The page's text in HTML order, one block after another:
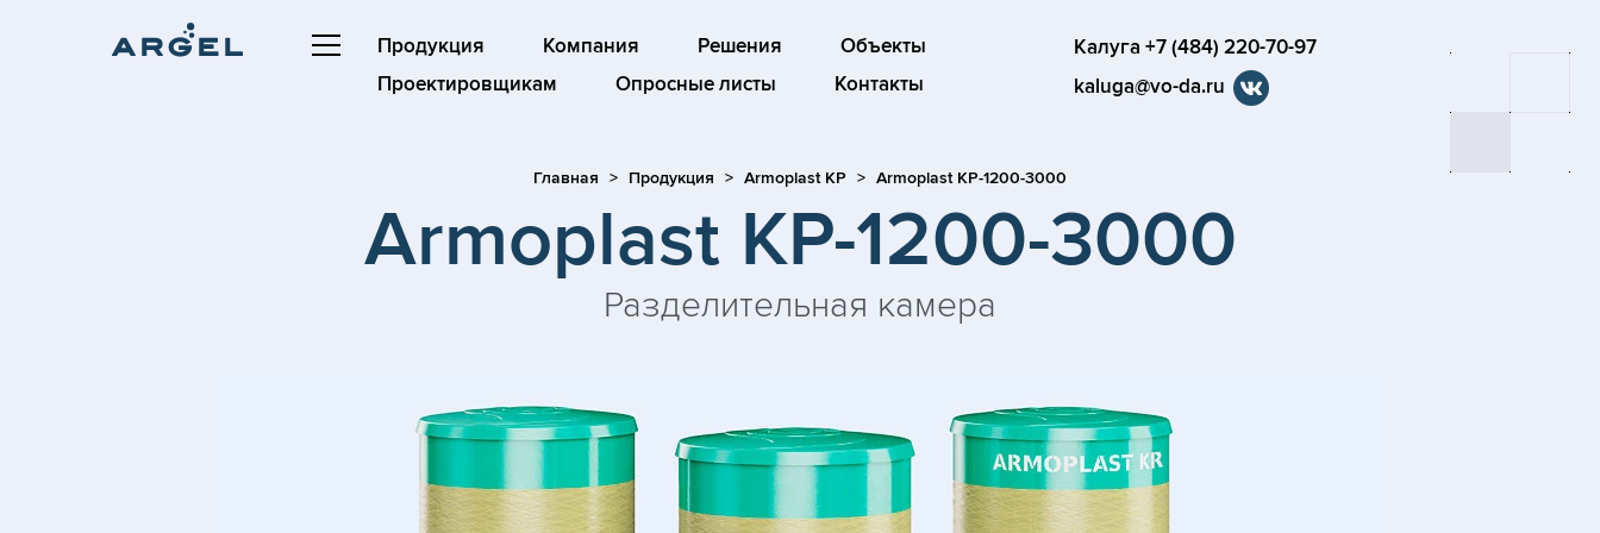
Продукция Компания Решения
Объекты
Проектировщикам
Опросные листы Контакты
Калуга +7 (484) 220-70-97
kaluga@vo-da.ru
Главная Продукция Armoplast KP Armoplast KP-1200-3000
Armoplast KP-1200-3000
Разделительная камера